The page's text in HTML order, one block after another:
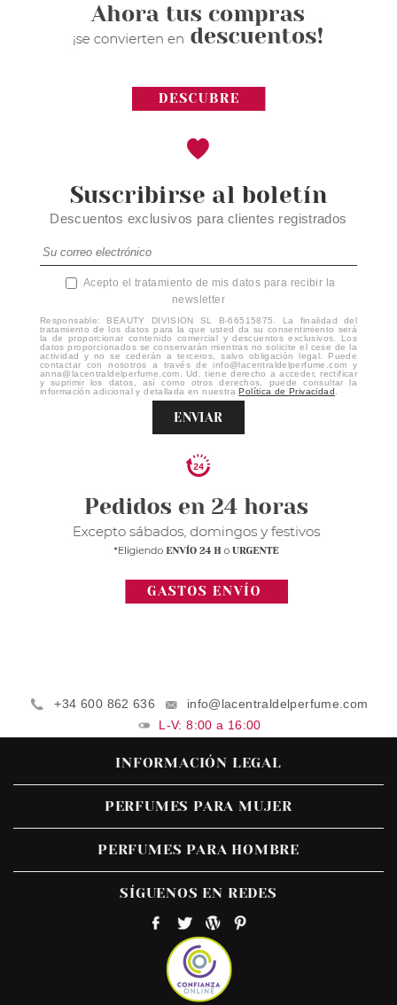
Suscribirse al boletín
Descuentos exclusivos para clientes registrados
Acepto el tratamiento de mis datos para recibir la
newsletter
Responsable: BEAUTY DIVISION SL B-66515875. La finalidad del
tratamiento de los datos para la que usted da su consentimiento será
la de proporcionar contenido comercial y descuentos exclusivos. Los
datos proporcionados se conservarán mientras no solicite el cese de la
actividad y no se cederán a terceros, salvo obligación legal. Puede
contactar con nosotros a través de info@lacentraldelperfume.com y
anna@lacentraldelperfume.com. Ud. tiene derecho a acceder, rectificar
y suprimir los datos, así como otros derechos, puede consultar la
información adicional y detallada en nuestraPolítica de Privacidad
ENVIAR
+34 600 862 636
info@lacentraldelperfume.com
L-V: 8:00 a 16:00
INFORMACIÓN LEGAL
PERFUMES PARA MUJER
PERFUMES PARA HOMBRE
SÍGUENOS EN REDES